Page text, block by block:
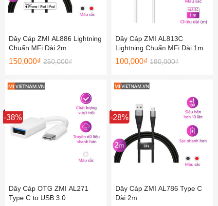
Dây Cáp ZMI AL886 Lightning
Chuẩn MFi Dài 2m
150,000₫ 250,000₫
Dây Cáp ZMI AL813C
Lightning Chuẩn MFi Dài 1m
100,000₫ 180,000₫
Sale
-38%
Dây Cáp OTG ZMI AL271
Type C to USB 3.0
Sale
-28%
Dây Cáp ZMI AL786 Type C
Dài 2m